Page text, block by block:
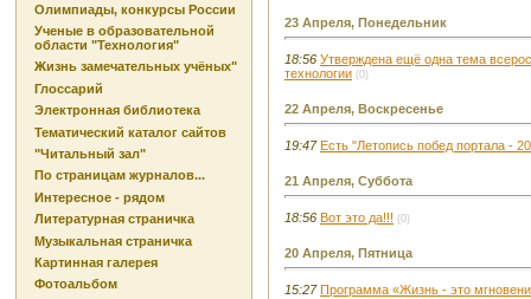
Олимпиады, конкурсы России
Ученые в образовательной
области "Технология"
Жизнь замечательных учёных"
Глоссарий
Электронная библиотека
Тематический каталог сайтов
"Читальный зал"
По страницам журналов...
Интересное - рядом
Литературная страничка
Музыкальная страничка
Картинная галерея
Фотоальбом
23 Апреля, Понедельник
18:56 Утверждена ещё одна тема
технологии (0)
22 Апреля, Воскресенье
19:47 Есть "Летопись побед портала -
21 Апреля, Суббота
18:56 Вот это да!!! (0)
20 Апреля, Пятница
15:27 Программа «Жизнь - это